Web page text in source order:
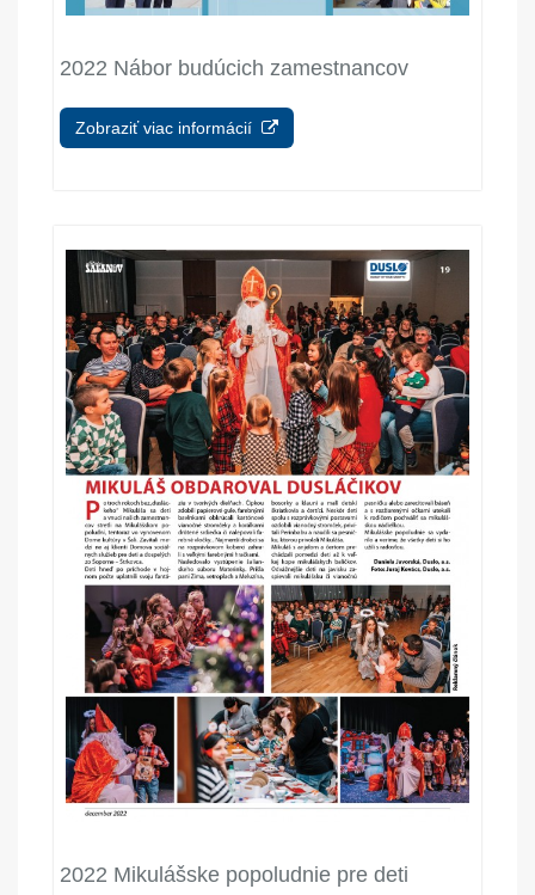
2022 Nábor budúcich zamestnancov
Zobraziť viac informácií
2022 Mikulášske popoludnie pre deti